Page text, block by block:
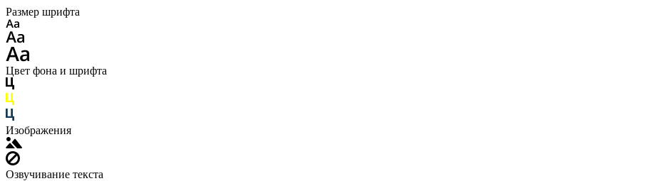
Размер шрифта
Цвет фона и шрифта
Изображения
Озвучивание текста